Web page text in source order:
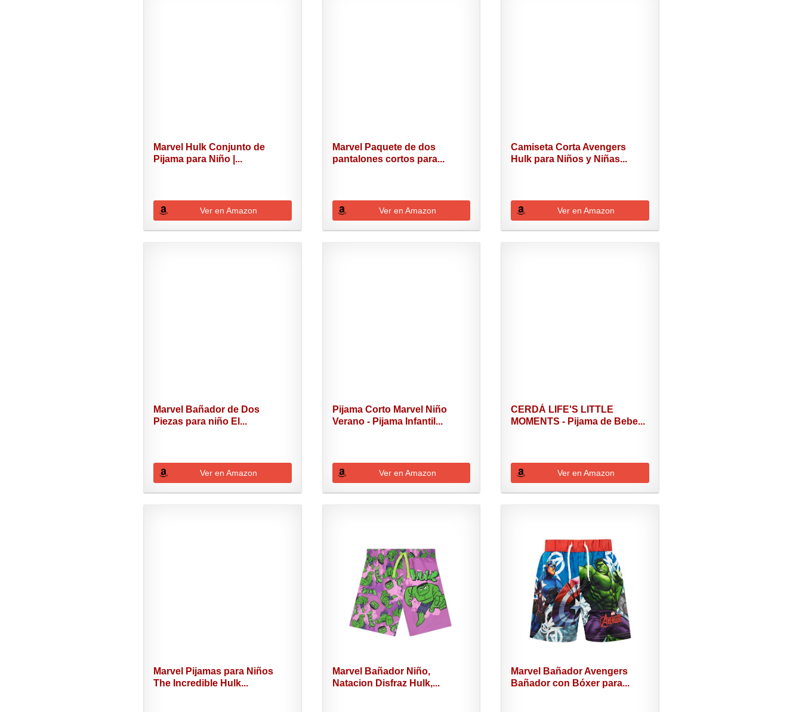
Marvel Hulk Conjunto de
Pijama para Niño |...
Ver en Amazon
Marvel Paquete de dos
pantalones cortos para...
Ver en Amazon
Camiseta Corta Avengers
Hulk para Niños y Niñas...
Ver en Amazon
Marvel Bañador de Dos
Piezas para niño El...
Ver en Amazon
Pijama Corto Marvel Niño
Verano - Pijama Infantil...
Ver en Amazon
CERDÁ LIFE'S LITTLE
MOMENTS - Pijama de Bebe...
Ver en Amazon
Marvel Pijamas para Niños
The Incredible Hulk...
Marvel Bañador Niño,
Natacion Disfraz Hulk,...
Marvel Bañador Avengers
Bañador con Bóxer para...